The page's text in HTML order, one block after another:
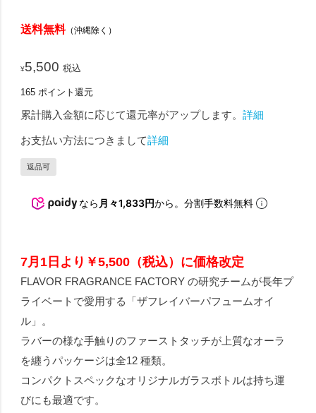
送料無料（沖縄除く）
¥5,500 税込
165 ポイント還元
累計購入金額に応じて還元率がアップします。詳細
お支払い方法につきまして詳細
返品可
なら 月々1,833円から。分割手数料無料
7月1日より￥5,500（税込）に価格改定
FLAVOR FRAGRANCE FACTORY の研究チームが長年プ
ライベートで愛用する「ザフレイバーパフュームオイ
ル」。
ラバーの様な手触りのファーストタッチが上質なオーラ
を纏うパッケージは全12 種類。
コンパクトスペックなオリジナルガラスボトルは持ち運
びにも最適です。